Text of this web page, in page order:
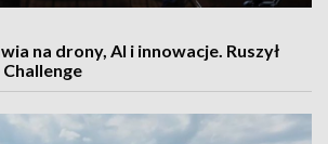
na drony, AI i innowacje. Ruszył